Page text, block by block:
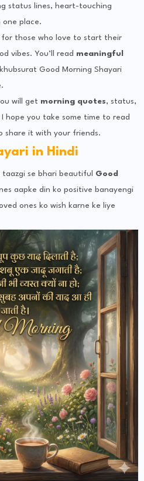
status lines, heart-touching
one place.
for those who love to start their
vibes. You’ll read meaningful
Good Morning Shayari
will get morning quotes, status,
hope you take some time to read
share it with your friends.
in Hindi
taazgi se bhari beautiful Good
aapke din ko positive banayengi
ones ko wish karne ke liye